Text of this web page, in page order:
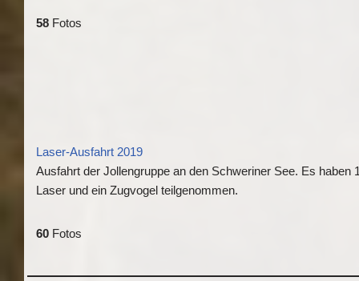
58 Fotos
Laser-Ausfahrt 2019
Ausfahrt der Jollengruppe an den Schweriner See. Es haben
Laser und ein Zugvogel teilgenommen.
60 Fotos